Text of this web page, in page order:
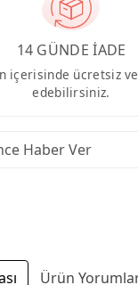
14 GÜNDE İADE
içerisinde ücretsiz
edebilirsiniz.
Haber Ver
Ürün